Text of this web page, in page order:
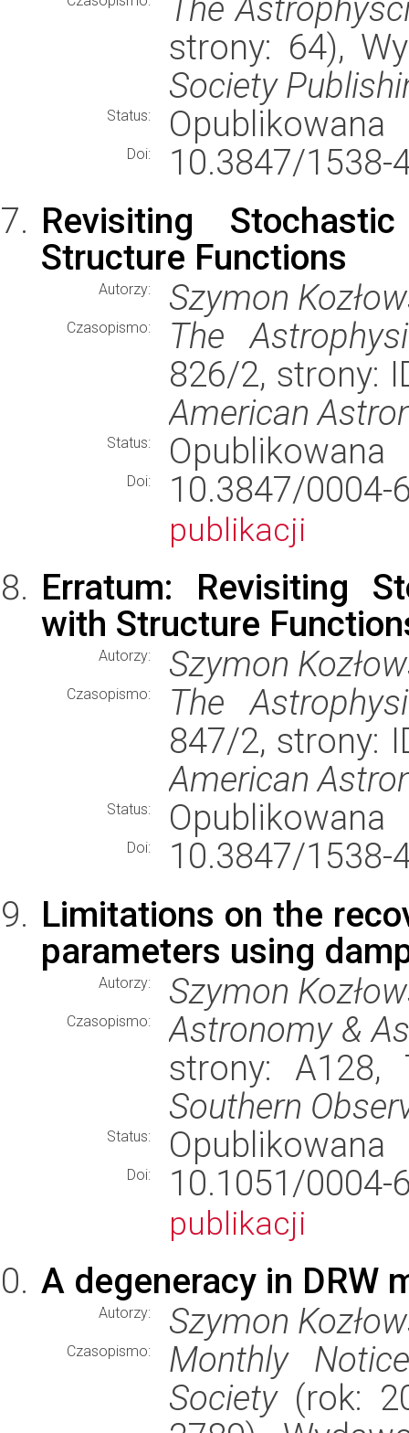
The
strony: 64),
Society
Status: Opublikowana
Doi:
10.3847/
Revisiting
Structure Functions
Autorzy: Szymon
Czasopismo:
The
826/2, strony:
American
Status: Opublikowana
Doi: 10.3847/
publikacji
Erratum: Revisiting
with Structure
Autorzy: Szymon
Czasopismo:
The
847/2, strony:
American
Status: Opublikowana
Doi:
10.3847/
Limitations on the
parameters using
Autorzy: Szymon
Czasopismo:
Astronomy &
strony:
Southern
Status: Opublikowana
Doi: 10.1051/
publikacji
A degeneracy in DRW
Autorzy: Szymon
Czasopismo:
Monthly
Society(rok: